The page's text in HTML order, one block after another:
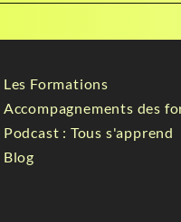
Les Formations
Accompagnements des
Podcast : Tous s'apprend
Blog